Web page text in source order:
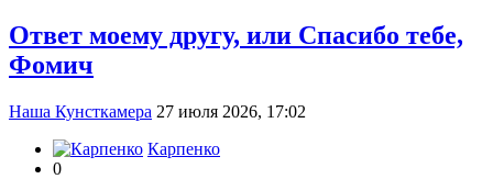
Ответ моему другу, или Спасибо тебе,
Фомич
Наша Кунсткамера 27 июля 2026, 17:02
Карпенко
0